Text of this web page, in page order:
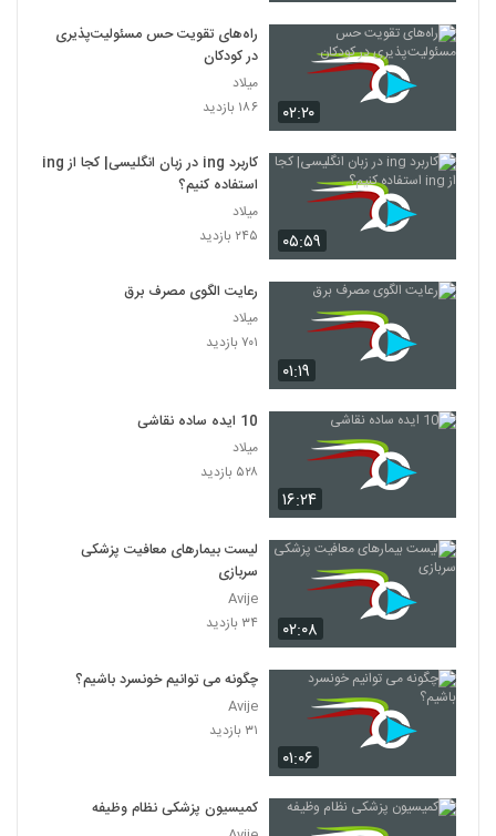
۰۲:۲۰
راه‌های تقویت حس مسئولیت‌پذیری
در کودکان
میلاد
۱۸۶ بازدید
۰۵:۵۹
کاربرد ing در زبان انگلیسی| کجا از ing
استفاده کنیم؟
میلاد
۲۴۵ بازدید
۰۱:۱۹
رعایت الگوی مصرف برق
میلاد
۷۰۱ بازدید
۱۶:۲۴
10 ایده ساده نقاشی
میلاد
۵۲۸ بازدید
۰۲:۰۸
لیست بیمارهای معافیت پزشکی
سربازی
Avije
۳۴ بازدید
۰۱:۰۶
چگونه می توانیم خونسرد باشیم؟
Avije
۳۱ بازدید
کمیسیون پزشکی نظام وظیفه